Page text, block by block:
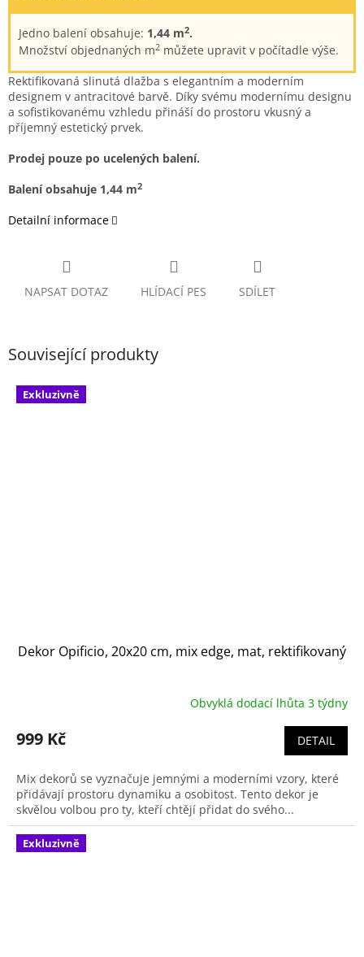
Jedno balení obsahuje: 1,44 m2.
Množství objednaných m2 můžete upravit v počítadle výše.
Rektifikovaná slinutá dlažba s elegantním a moderním
designem v antracitové barvě. Díky svému modernímu designu
a sofistikovanému vzhledu přináší do prostoru vkusný a
příjemný estetický prvek.
Prodej pouze po ucelených balení.
Balení obsahuje 1,44 m2
Detailní informace
NAPSAT DOTAZ HLÍDACÍ PES SDÍLET
Související produkty
Exkluzivně
Dekor Opificio, 20x20 cm, mix edge, mat, rektifikovaný
Obvyklá dodací lhůta 3 týdny
999 Kč DETAIL
Mix dekorů se vyznačuje jemnými a moderními vzory, které
přidávají prostoru dynamiku a osobitost. Tento dekor je
skvělou volbou pro ty, kteří chtějí přidat do svého...
Exkluzivně